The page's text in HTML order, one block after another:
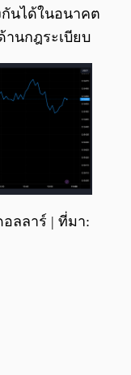
กันได้ในอนาคต
านกฎระเบียบ
อลลาร์ | ที่มา: